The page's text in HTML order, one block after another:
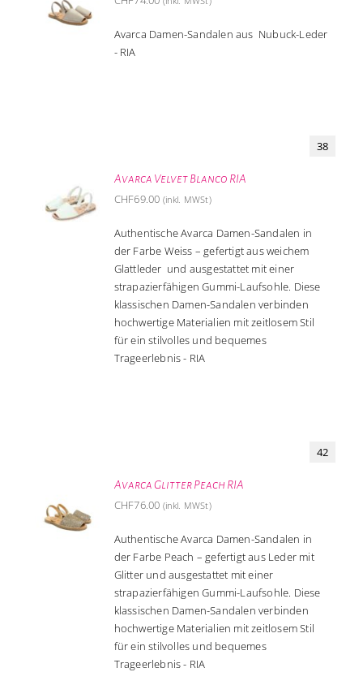
Avarca Damen-Sandalen aus Nubuck-Leder
- RIA
Avarca Velvet Blanco RIA
38
CHF69.00 (inkl. MWSt)
Authentische Avarca Damen-Sandalen in
der Farbe Weiss – gefertigt aus weichem
Glattleder und ausgestattet mit einer
strapazierfähigen Gummi-Laufsohle. Diese
klassischen Damen-Sandalen verbinden
hochwertige Materialien mit zeitlosem Stil
für ein stilvolles und bequemes
Trageerlebnis - RIA
Avarca Glitter Peach RIA
42
CHF76.00 (inkl. MWSt)
Authentische Avarca Damen-Sandalen in
der Farbe Peach – gefertigt aus Leder mit
Glitter und ausgestattet mit einer
strapazierfähigen Gummi-Laufsohle. Diese
klassischen Damen-Sandalen verbinden
hochwertige Materialien mit zeitlosem Stil
für ein stilvolles und bequemes
Trageerlebnis - RIA